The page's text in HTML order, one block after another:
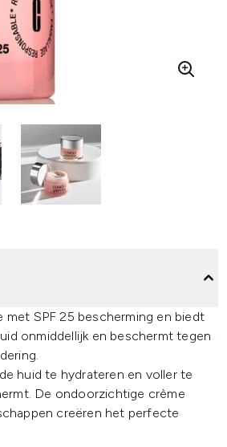
SPF 25 bescherming en biedt
onmiddellijk en beschermt tegen
huid te hydrateren en voller te
De ondoorzichtige crème
creëren het perfecte